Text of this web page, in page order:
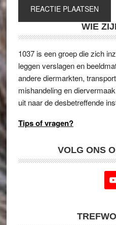
WIE
1037 is een groep die zich
leggen verslagen en
andere diermarkten,
mishandeling en
uit naar de desbetreffende
Tips of vragen?
VOLG ONS